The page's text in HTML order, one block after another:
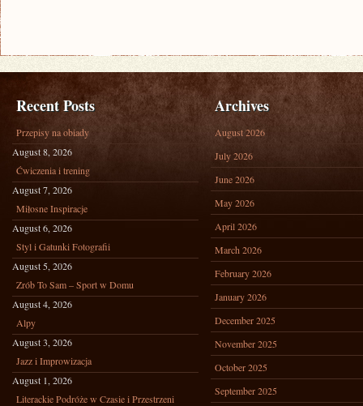
Recent Posts
Przepisy na obiady
August 8, 2026
Ćwiczenia i trening
August 7, 2026
Miłosne Inspiracje
August 6, 2026
Styl i Gatunki Fotografii
August 5, 2026
Zrób To Sam – Sport w Domu
August 4, 2026
Alpy
August 3, 2026
Jazz i Improwizacja
August 1, 2026
Literackie Podróże w Czasie i Przestrzeni
Archives
August 2026
July 2026
June 2026
May 2026
April 2026
March 2026
February 2026
January 2026
December 2025
November 2025
October 2025
September 2025